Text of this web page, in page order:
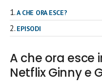
A CHE ORA ESCE?
EPISODI
A che ora esce
Netflix Ginny e